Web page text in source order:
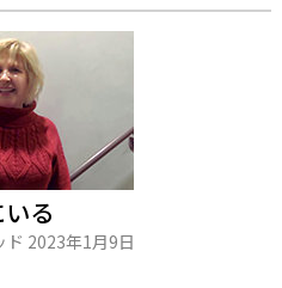
る
ド 2023年1月9日